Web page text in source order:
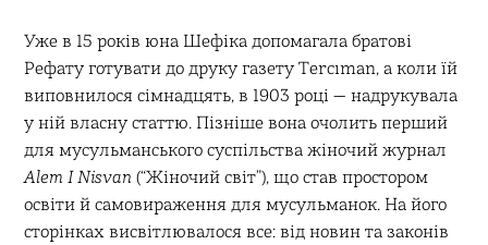
Уже в 15 років юна Шефіка допомагала братові
Рефату готувати до друку газету Tercıman, а коли їй
виповнилося сімнадцять, в 1903 році — надрукувала
у ній власну статтю. Пізніше вона очолить перший
для мусульманського суспільства жіночий журнал
Alem I Nisvan(“Жіночий світ”), що став простором
освіти й самовираження для мусульманок. На його
сторінках висвітлювалося все: від новин та законів